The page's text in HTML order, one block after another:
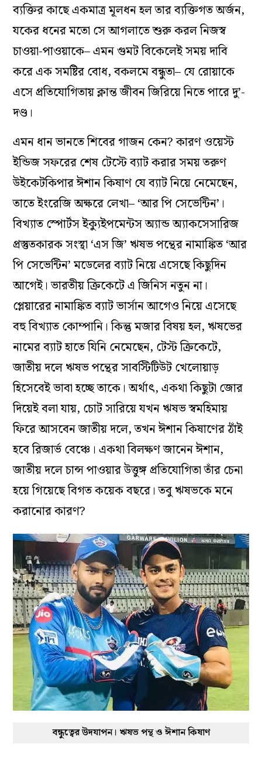
ব্যক্তির কাছে একমাত্র মূলধন হল তার ব্যক্তিগত অর্জন,
যকের ধনের মতো সে আগলাতে শুরু করল নিজস্ব
চাওয়া-পাওয়াকে– এমন গুমট বিকেলেই সময় দাবি
করে এক সমষ্টির বোধ, বকলমে বন্ধুতা– যে রোয়াকে
এসে প্রতিযোগিতায় ক্লান্ত জীবন জিরিয়ে নিতে পারে দু’-
দণ্ড।
এমন ধান ভানতে শিবের গাজন কেন? কারণ ওয়েস্ট
ইন্ডিজ সফরের শেষ টেস্টে ব্যাট করার সময় তরুণ
উইকেটকিপার ঈশান কিষাণ যে ব্যাট নিয়ে নেমেছেন,
তাতে ইংরেজি অক্ষরে লেখা– ‘আর পি সেভেন্টিন’।
বিখ্যাত স্পোর্টস ইক্যুইপমেন্টস অ্যান্ড অ‌্যাকসেসারিজ
প্রস্তুতকারক সংস্থা ‘এস জি’ ঋষভ পন্থের নামাঙ্কিত ‘আর
পি সেভেন্টিন’ মডেলের ব্যাট নিয়ে এসেছে কিছুদিন
আগেই। ভারতীয় ক্রিকেটে এ জিনিস নতুন না।
প্লেয়ারের নামাঙ্কিত ব্যাট ভার্সান আগেও নিয়ে এসেছে
বহু বিখ্যাত কোম্পানি। কিন্তু মজার বিষয় হল, ঋষভের
নামের ব্যাট হাতে যিনি নেমেছেন, টেস্ট ক্রিকেটে,
জাতীয় দলে ঋষভ পন্থের সাবস্টিটিউট খেলোয়াড়
হিসেবেই ভাবা হচ্ছে তাকে। অর্থাৎ, একথা কিছুটা জোর
দিয়েই বলা যায়, চোট সারিয়ে যখন ঋষভ স্বমহিমায়
ফিরে আসবেন জাতীয় দলে, তখন ঈশান কিষাণের ঠাঁই
হবে রিজার্ভ বেঞ্চে। একথা বিলক্ষণ জানেন ঈশান,
জাতীয় দলে চান্স পাওয়ার উত্তুঙ্গ প্রতিযোগিতা তাঁর চেনা
হয়ে গিয়েছে বিগত কয়েক বছরে। তবু ঋষভকে মনে
করানোর কারণ?
বন্ধুত্বের উদযাপন। ঋষভ পন্থ ও ঈশান কিষাণ